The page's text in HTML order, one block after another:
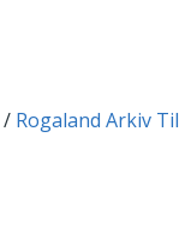
Rogaland Arkiv